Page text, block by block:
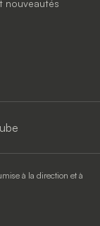
nouveautés
à la direction et à